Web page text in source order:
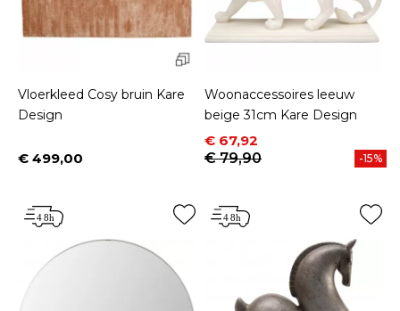
Vloerkleed Cosy bruin Kare
Design
Prijs
€ 499,00
Woonaccessoires leeuw
beige 31cm Kare Design
Prijs
€ 67,92
Normale prijs
€ 79,90
-15%